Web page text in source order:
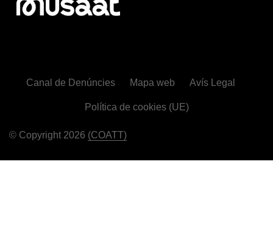
© Copyright 2026 (COATT)
Canal de Denúncies Mapa web Avís Legal
Política de cookies (UE)